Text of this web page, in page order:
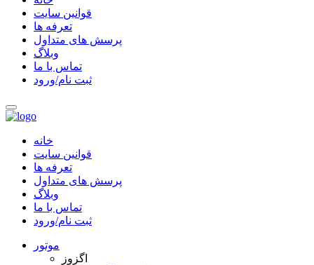
قوانین سایت
تعرفه ها
پرسش های متداول
وبلاگ
تماس با ما
ثبت نام/ورود
خانه
قوانین سایت
تعرفه ها
پرسش های متداول
وبلاگ
تماس با ما
ثبت نام/ورود
موتور
اگزوز